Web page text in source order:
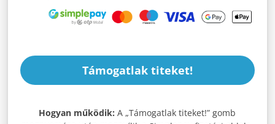
Támogatlak titeket!
Hogyan működik: A „Támogatlak titeket!” gomb